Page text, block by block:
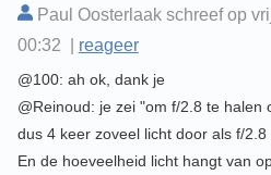
Paul Oosterlaak schreef op
00:32 | reageer
@100: ah ok, dank je
@Reinoud: je zei "om f/2.8 te halen
dus 4 keer zoveel licht door als f/
En de hoeveelheid licht hangt van